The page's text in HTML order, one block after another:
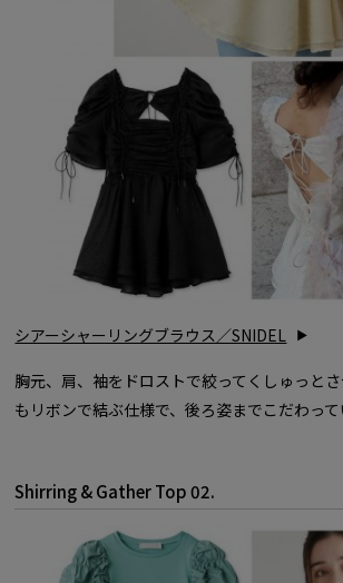
シアーシャーリングブラウス／SNIDEL
胸元、肩、袖をドロストで絞ってくしゅっと
もリボンで結ぶ仕様で、後ろ姿までこだわって
Shirring & Gather Top 02.